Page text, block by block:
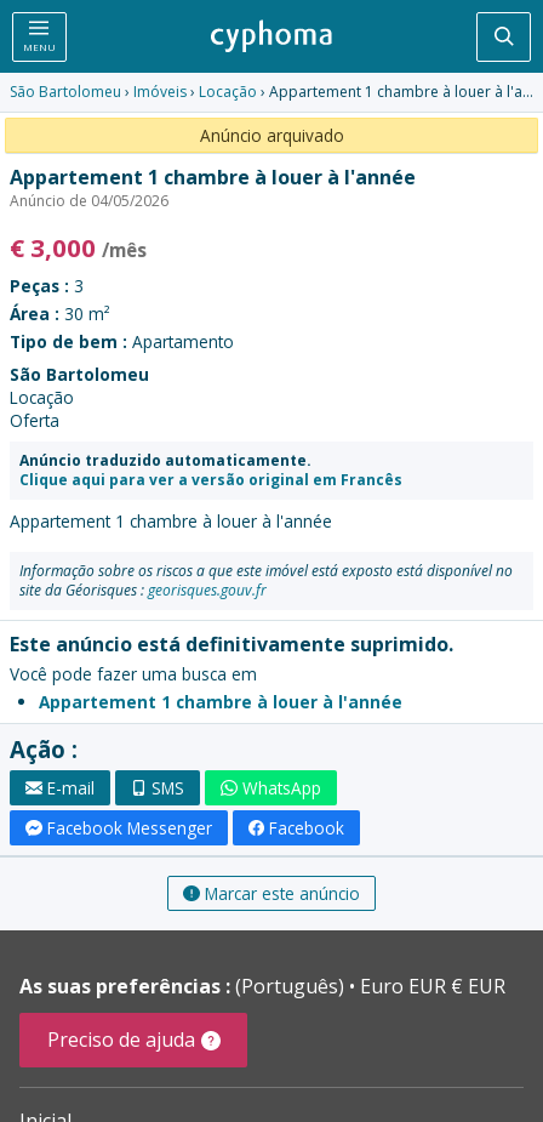
MENU
São Bartolomeu › Imóveis› Locação › Appartement 1 chambre à louer à l'année
Anúncio arquivado
Appartement 1 chambre à louer à l'année
Anúncio de 04/05/2026
€ 3,000 /mês
Peças : 3
Área : 30 m²
Tipo de bem : Apartamento
São Bartolomeu
Locação
Oferta
Anúncio traduzido automaticamente.
Clique aqui para ver a versão original em Francês
Appartement 1 chambre à louer à l'année
Informação sobre os riscos a que este imóvel está exposto está disponível no
site da Géorisques :georisques.gouv.fr
Este anúncio está definitivamente suprimido.
Você pode fazer uma busca em
Appartement 1 chambre à louer à l'année
Ação :
E-mail SMS
WhatsApp
Facebook Messenger
Facebook
Marcar este anúncio
As suas preferências :(Português)
Euro EUR € EUR
Preciso de ajuda